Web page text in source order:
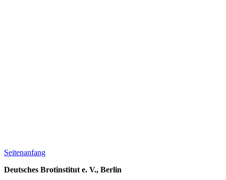
Seitenanfang
Deutsches Brotinstitut e. V., Berlin